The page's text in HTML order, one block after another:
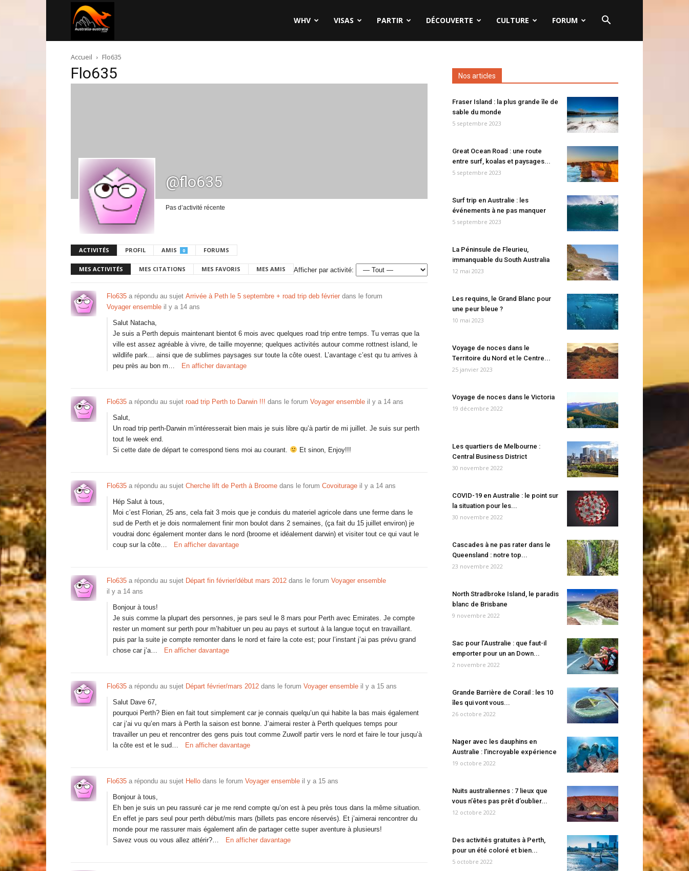
australie.com
WHV VISAS PARTIR DÉCOUVERTE CULTURE FORUM
Accueil Flo635
Flo635
@flo635
Pas d’activité récente
ACTIVITÉS PROFIL AMIS 0 FORUMS
MES ACTIVITÉS MES CITATIONS MES FAVORIS MES AMIS Afficher par activité:
Flo635 a répondu au sujet Arrivée à Peth le 5 septembre + road trip deb février dans le forum
Voyager ensemble il y a 14 ans
Salut Natacha,
Je suis a Perth depuis maintenant bientot 6 mois avec quelques road trip entre temps. Tu verras que la
ville est assez agréable à vivre, de taille moyenne; quelques activités autour comme rottnest island, le
wildlife park… ainsi que de sublimes paysages sur toute la côte ouest. L’avantage c’est qu tu arrives à
peu près au bon m…
En afficher davantage
Flo635 a répondu au sujet road trip Perth to Darwin !!! dans le forum Voyager ensemble il y a 14 ans
Salut,
Un road trip perth-Darwin m’intéresserait bien mais je suis libre qu’à partir de mi juillet. Je suis sur perth
tout le week end.
Si cette date de départ te correspond tiens moi au courant.
Et sinon, Enjoy!!!
Flo635 a répondu au sujet Cherche lift de Perth à Broome dans le forum Covoiturage il y a 14 ans
Hép Salut à tous,
Moi c’est Florian, 25 ans, cela fait 3 mois que je conduis du materiel agricole dans une ferme dans le
sud de Perth et je dois normalement finir mon boulot dans 2 semaines, (ça fait du 15 juillet environ) je
voudrai donc également monter dans le nord (broome et idéalement darwin) et visiter tout ce qui vaut le
coup sur la côte…
En afficher davantage
Flo635 a répondu au sujet Départ fin février/début mars 2012 dans le forum Voyager ensemble
il y a 14 ans
Bonjour à tous!
Je suis comme la plupart des personnes, je pars seul le 8 mars pour Perth avec Emirates. Je compte
rester un moment sur perth pour m’habituer un peu au pays et surtout à la langue toçut en travaillant.
puis par la suite je compte remonter dans le nord et faire la cote est; pour l’instant j’ai pas prévu grand
chose car j’a…
En afficher davantage
Flo635 a répondu au sujet Départ février/mars 2012 dans le forum Voyager ensemble il y a 15 ans
Salut Dave 67,
pourquoi Perth? Bien en fait tout simplement car je connais quelqu’un qui habite la bas mais également
car j’ai vu qu’en mars à Perth la saison est bonne. J’aimerai rester à Perth quelques temps pour
travailler un peu et rencontrer des gens puis tout comme Zuwolf partir vers le nord et faire le tour jusqu’à
la côte est et le sud…
En afficher davantage
Flo635 a répondu au sujet Hello dans le forum Voyager ensemble il y a 15 ans
Bonjour à tous,
Eh ben je suis un peu rassuré car je me rend compte qu’on est à peu près tous dans la même situation.
En effet je pars seul pour perth début/mis mars (billets pas encore réservés). Et j’aimerai rencontrer du
monde pour me rassurer mais également afin de partager cette super aventure à plusieurs!
Savez vous ou vous allez attérir?…
En afficher davantage
Nos articles
Fraser Island : la plus grande île de
sable du monde
5 septembre 2023
Great Ocean Road : une route
entre surf, koalas et paysages...
5 septembre 2023
Surf trip en Australie : les
événements à ne pas manquer
5 septembre 2023
La Péninsule de Fleurieu,
immanquable du South Australia
12 mai 2023
Les requins, le Grand Blanc pour
une peur bleue ?
10 mai 2023
Voyage de noces dans le
Territoire du Nord et le Centre...
25 janvier 2023
Voyage de noces dans le Victoria
19 décembre 2022
Les quartiers de Melbourne :
Central Business District
30 novembre 2022
COVID-19 en Australie : le point sur
la situation pour les...
30 novembre 2022
Cascades à ne pas rater dans le
Queensland : notre top...
23 novembre 2022
North Stradbroke Island, le paradis
blanc de Brisbane
9 novembre 2022
Sac pour l’Australie : que faut-il
emporter pour un an Down...
2 novembre 2022
Grande Barrière de Corail : les 10
îles qui vont vous...
26 octobre 2022
Nager avec les dauphins en
Australie : l’incroyable expérience
19 octobre 2022
Nuits australiennes : 7 lieux que
vous n’êtes pas prêt d’oublier...
12 octobre 2022
Des activités gratuites à Perth,
pour un été coloré et bien...
5 octobre 2022